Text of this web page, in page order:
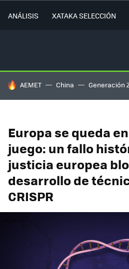
ANÁLISIS XATAKA SELECCIÓN
HOY SE HABLA DE
AEMET China Generación
Europa se queda
juego: un fallo
justicia europea
desarrollo de
CRISPR